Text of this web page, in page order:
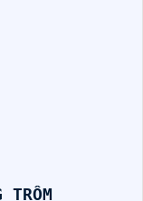
giữa công nghệ
điện trực tiếp,
Với khả năng
TRỘM